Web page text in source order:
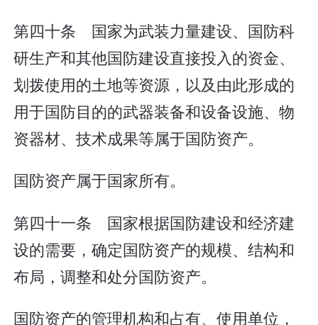
第四十条 国家为武装力量建设、国防科
研生产和其他国防建设直接投入的资金、
划拨使用的土地等资源，以及由此形成的
用于国防目的的武器装备和设备设施、物
资器材、技术成果等属于国防资产。
国防资产属于国家所有。
第四十一条 国家根据国防建设和经济建
设的需要，确定国防资产的规模、结构和
布局，调整和处分国防资产。
国防资产的管理机构和占有、使用单位，